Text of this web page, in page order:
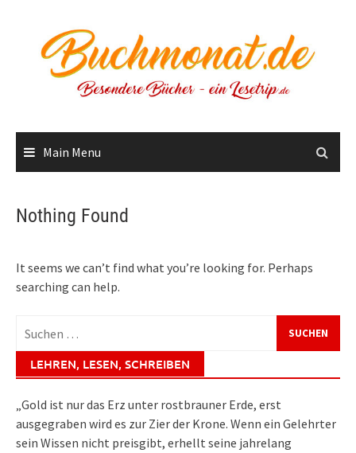
content
Main Menu
Nothing Found
It seems we can’t find what you’re looking for. Perhaps
searching can help.
nach:
LEHREN, LESEN, SCHREIBEN
„Gold ist nur das Erz unter rostbrauner Erde, erst
ausgegraben wird es zur Zier der Krone. Wenn ein Gelehrter
sein Wissen nicht preisgibt, erhellt seine jahrelang